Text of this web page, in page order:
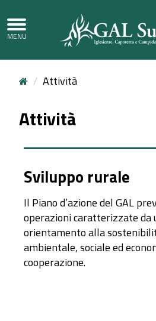
Attività
Attività
Sviluppo rurale
Il Piano d’azione del GAL
operazioni caratterizzate da
orientamento alla
ambientale, sociale ed
cooperazione.